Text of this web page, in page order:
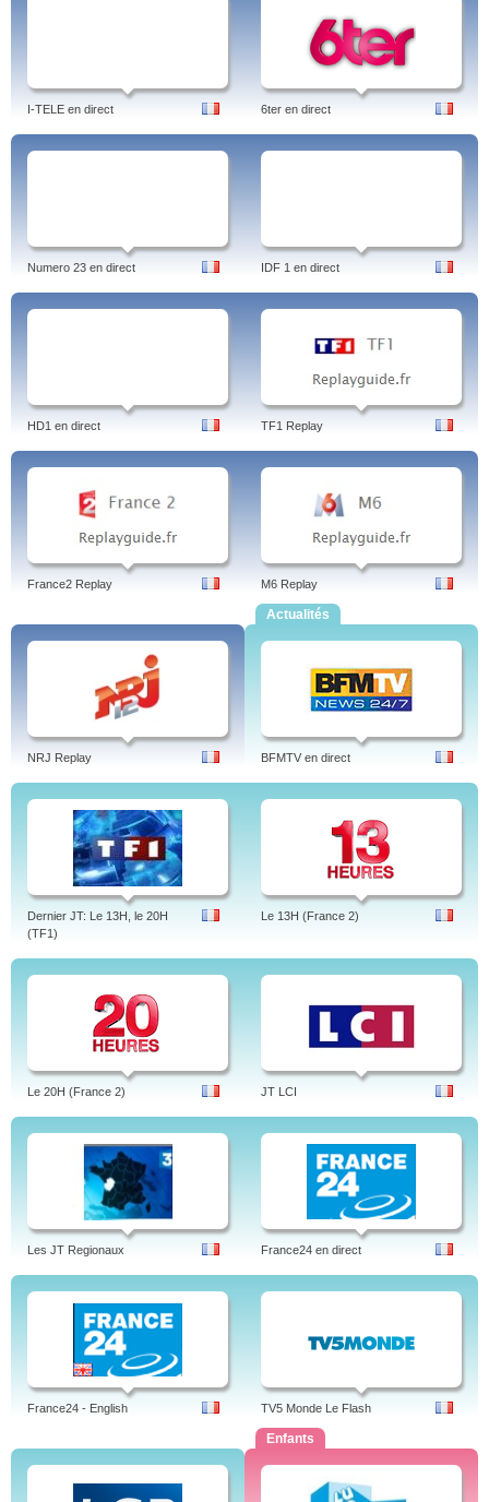
I-TELE en direct 6ter en direct
Numero 23 en direct IDF 1 en direct
HD1 en direct TF1 Replay
France2 Replay M6 Replay
NRJ Replay
Actualités
BFMTV en direct
Dernier JT: Le 13H, le 20H
(TF1)
Le 13H (France 2)
Le 20H (France 2) JT LCI
Les JT Regionaux France24 en direct
France24 - English TV5 Monde Le Flash
Enfants